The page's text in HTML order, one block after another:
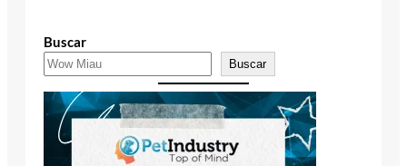
Buscar
Buscar